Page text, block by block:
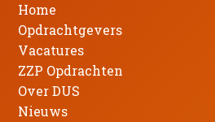
Home
Opdrachtgevers
Vacatures
ZZP Opdrachten
Over DUS
Nieuws